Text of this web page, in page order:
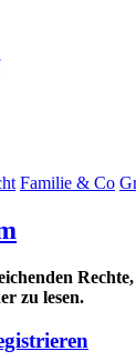
Familie & Co
zu lesen.